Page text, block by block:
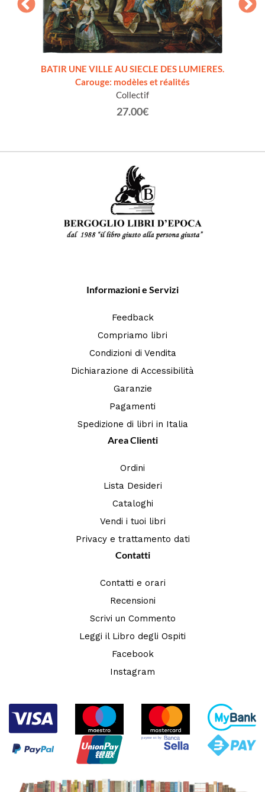
BATIR UNE VILLE AU SIECLE DES LUMIERES.
Carouge: modèles et réalités
Collectif
27.00€
Informazioni e Servizi
Feedback
Compriamo libri
Condizioni di Vendita
Dichiarazione di Accessibilità
Garanzie
Pagamenti
Spedizione di libri in Italia
Area Clienti
Ordini
Lista Desideri
Cataloghi
Vendi i tuoi libri
Privacy e trattamento dati
Contatti
Contatti e orari
Recensioni
Scrivi un Commento
Leggi il Libro degli Ospiti
Facebook
Instagram